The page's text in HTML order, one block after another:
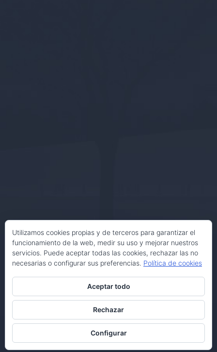
Utilizamos cookies propias y de terceros para garantizar el
funcionamiento de la web, medir su uso y mejorar nuestros
servicios. Puede aceptar todas las cookies, rechazar las no
necesarias o configurar sus preferencias. Política de cookies
Aceptar todo
Rechazar
Configurar